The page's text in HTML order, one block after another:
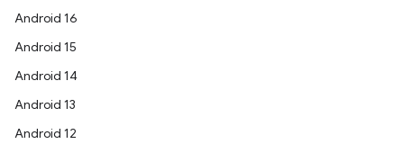
Android 16
Android 15
Android 14
Android 13
Android 12